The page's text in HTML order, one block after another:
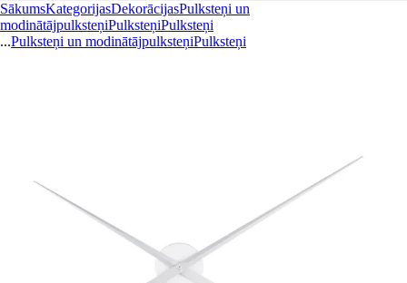
SākumsKategorijasDekorācijasPulksteņi un
modinātājpulksteņiPulksteņiPulksteņi
...Pulksteņi un modinātājpulksteņiPulksteņi